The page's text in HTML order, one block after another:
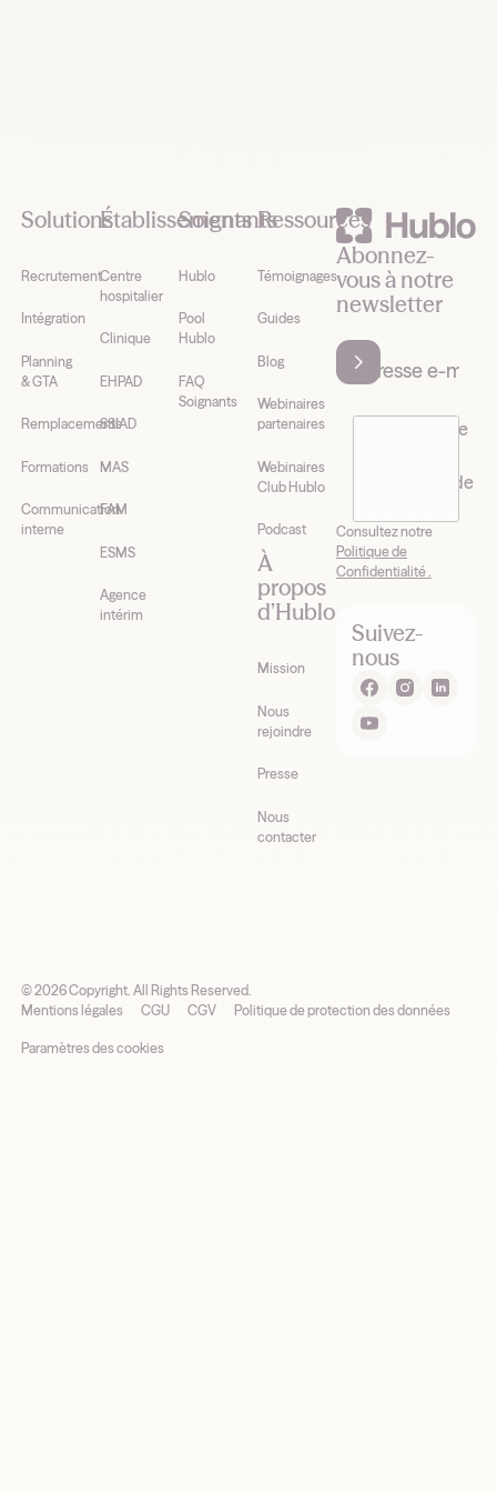
Solutions
Recrutement
Intégration
Planning
& GTA
Remplacements
Formations
Communication
interne
Établissements
Centre
hospitalier
Clinique
EHPAD
SSIAD
MAS
FAM
ESMS
Agence
intérim
Soignants
Hublo
Pool
Hublo
FAQ
Soignants
Ressources
Témoignages
Guides
Blog
Webinaires
partenaires
Webinaires
Club Hublo
Podcast
À
propos
d’Hublo
Mission
Nous
rejoindre
Presse
Nous
contacter
Abonnez-
vous à notre
newsletter
J’accepte de
newsletter de
Consultez notre
Politique de
Confidentialité .
Suivez-
nous
©2026Copyright. All Rights Reserved.
Mentions légales
CGU CGV Politique de protection des données
Paramètres des cookies